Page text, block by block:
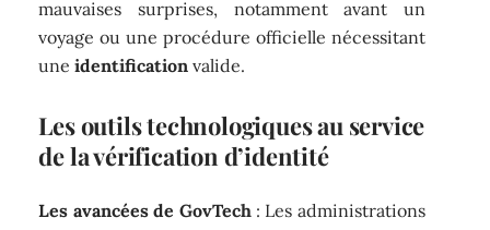
mauvaises surprises, notamment avant un
voyage ou une procédure officielle nécessitant
uneidentification valide.
Les outils technologiques au service
de la vérification d’identité
Les avancées de GovTech: Les administrations